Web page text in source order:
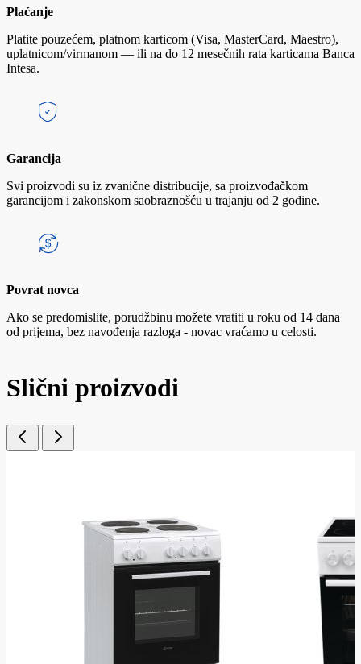
Plaćanje
Platite pouzećem, platnom karticom (Visa, MasterCard, Maestro),
uplatnicom/virmanom — ili na do 12 mesečnih rata karticama Banca
Intesa.
Garancija
Svi proizvodi su iz zvanične distribucije, sa proizvođačkom
garancijom i zakonskom saobraznošću u trajanju od 2 godine.
Povrat novca
Ako se predomislite, porudžbinu možete vratiti u roku od 14 dana
od prijema, bez navođenja razloga - novac vraćamo u celosti.
Slični proizvodi